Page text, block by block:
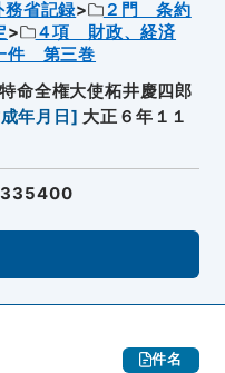
務省記録
２門 条約
４項 財政、経済
件 第三巻
命全権大使柘井慶四郎
年月日 ] 大正６年１１
件名